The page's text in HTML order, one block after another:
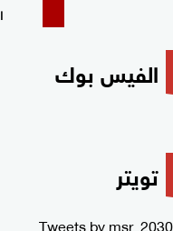
الفيس بوك
تويتر
Tweets by msr_2030